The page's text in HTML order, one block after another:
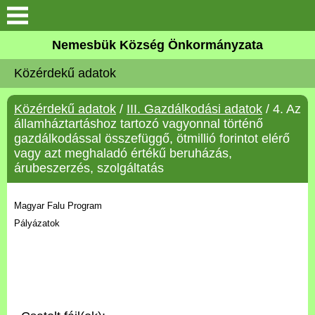
Keresés
Önkormányzat
Közös Önkormányzati
Hivatal
Zalaköveskút
Művelődési ház
Elérhetőség
Program
Nemesbük Község Önkormányzata
Közérdekű adatok
Közérdekű adatok / III. Gazdálkodási adatok / 4. Az
államháztartáshoz tartozó vagyonnal történő
gazdálkodással összefüggő, ötmillió forintot elérő
vagy azt meghaladó értékű beruházás,
árubeszerzés, szolgáltatás
Magyar Falu Program
Pályázatok